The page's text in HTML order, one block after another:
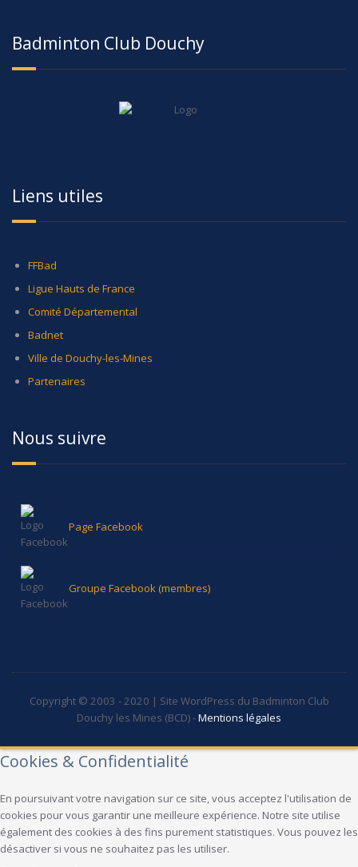
Badminton Club Douchy
Liens utiles
FFBad
Ligue Hauts de France
Comité Départemental
Badnet
Ville de Douchy-les-Mines
Partenaires
Nous suivre
Page Facebook
Groupe Facebook (membres)
Copyright © 2003 - 2020 | Site WordPress du Badminton Club
Douchy les Mines (BCD) -Mentions légales
Cookies & Confidentialité
En poursuivant votre navigation sur ce site, vous acceptez l'utilisation de
cookies pour vous garantir une meilleure expérience. Notre site utilise
également des cookies à des fins purement statistiques. Vous pouvez les
désactiver si vous ne souhaitez pas les utiliser.